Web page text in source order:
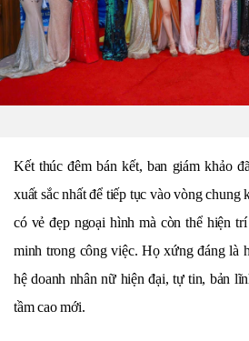
Kết thúc đêm bán kết, ban giám khảo
xuất sắc nhất để tiếp tục vào vòng
có vẻ đẹp ngoại hình mà còn thể hiện
minh trong công việc. Họ xứng đáng là
hệ doanh nhân nữ hiện đại, tự tin, bản
tầm cao mới.